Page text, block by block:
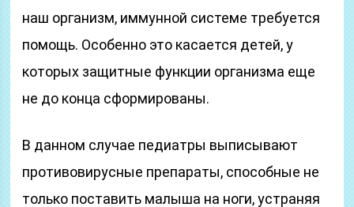
наш организм, иммунной системе требуется
помощь. Особенно это касается детей, у
которых защитные функции организма еще
не до конца сформированы.
В данном случае педиатры выписывают
противовирусные препараты, способные не
только поставить малыша на ноги, устраняя